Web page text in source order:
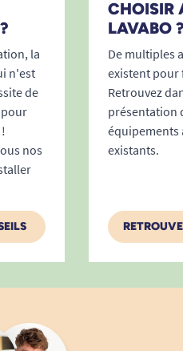
blanc s’intègre
quelle salle
comme en
Sa structure tubulaire
offre un toucher
durée
et ergonomie
toilettes, la barre peut
ainsi une posture
s’asseoir, sans effort et
la
n'est
de
nos
CHOISIR
LAVABO ?
De multiples
existent
Retrouvez
présentation
équipements
existants.